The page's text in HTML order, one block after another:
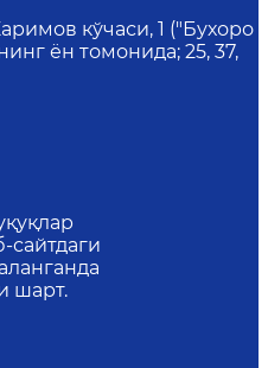
кўчаси, 1 ("Бухоро
ён томонида; 25, 37,
сайтдаги
шарт.